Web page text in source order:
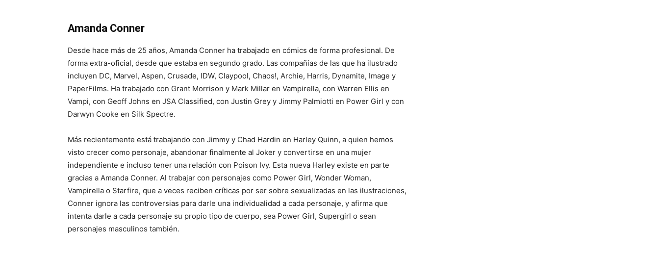
Amanda Conner
Desde hace más de 25 años, Amanda Conner ha trabajado en cómics de forma profesional. De
forma extra-oficial, desde que estaba en segundo grado. Las compañías de las que ha ilustrado
incluyen DC, Marvel, Aspen, Crusade, IDW, Claypool, Chaos!, Archie, Harris, Dynamite, Image y
PaperFilms. Ha trabajado con Grant Morrison y Mark Millar en Vampirella, con Warren Ellis en
Vampi, con Geoff Johns en JSA Classified, con Justin Grey y Jimmy Palmiotti en Power Girl y con
Darwyn Cooke en Silk Spectre.
Más recientemente está trabajando con Jimmy y Chad Hardin en Harley Quinn, a quien hemos
visto crecer como personaje, abandonar finalmente al Joker y convertirse en una mujer
independiente e incluso tener una relación con Poison Ivy. Esta nueva Harley existe en parte
gracias a Amanda Conner. Al trabajar con personajes como Power Girl, Wonder Woman,
Vampirella o Starfire, que a veces reciben críticas por ser sobre sexualizadas en las ilustraciones,
Conner ignora las controversias para darle una individualidad a cada personaje, y afirma que
intenta darle a cada personaje su propio tipo de cuerpo, sea Power Girl, Supergirl o sean
personajes masculinos también.